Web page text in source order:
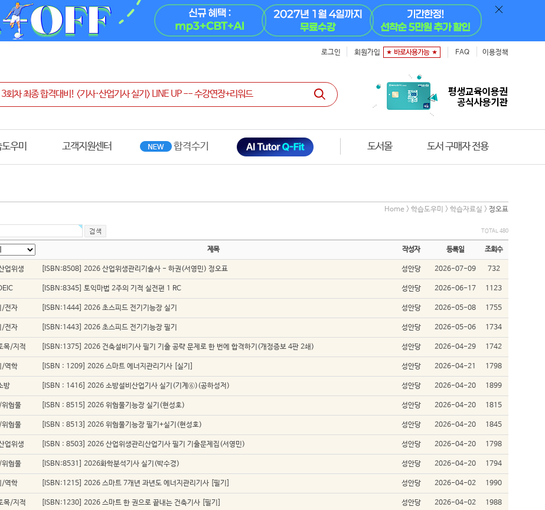
로그인 회원가입 FAQ 이용정책
우미 고객지원센터 도서몰 도서 구매자 전용
Home > 학습도우미 > 학습자료실 > 정오표
TOTAL 480
제목 작성자 등록일 조회수
업위생 [ISBN:8508] 2026 산업위생관리기술사 - 하권(서영민) 정오표 성안당 2026-07-09 732
[ISBN:8345] 토익마법 2주의 기적 실전편 1 RC 성안당 2026-06-17 1123
/전자 [ISBN:1444] 2026 초스피드 전기기능장 실기 성안당 2026-05-08 1755
/전자 [ISBN:1443] 2026 초스피드 전기기능장 필기 성안당 2026-05-06 1734
목/지적 [ISBN:1375] 2026 건축설비기사 필기 기출 공략 문제로 한 번에 합격하기(개정증보 4판 2쇄) 성안당 2026-04-29 1742
/역학 [ISBN : 1209] 2026 스마트 에너지관리기사 [실기] 성안당 2026-04-21 1798
방 [ISBN : 1416] 2026 소방설비산업기사 실기(기계⑥)(공하성저) 성안당 2026-04-20 1899
험물 [ISBN : 8515] 2026 위험물기능장 실기(현성호) 성안당 2026-04-20 1815
험물 [ISBN : 8513] 2026 위험물기능장 필기+실기(현성호) 성안당 2026-04-20 1845
업위생 [ISBN : 8503] 2026 산업위생관리산업기사 필기 기출문제집(서영민) 성안당 2026-04-20 1798
험물 [ISBN:8531] 2026화학분석기사 실기(박수경) 성안당 2026-04-20 1794
/역학 [ISBN:1215] 2026 스마트 7개년 과년도 에너지관리기사 [필기] 성안당 2026-04-02 1990
목/지적 [ISBN:1230] 2026 스마트 한 권으로 끝내는 건축기사 [필기] 성안당 2026-04-02 1988